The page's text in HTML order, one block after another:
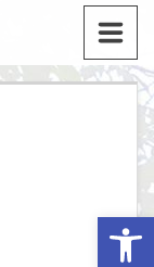
Werkzeugleiste öffnen